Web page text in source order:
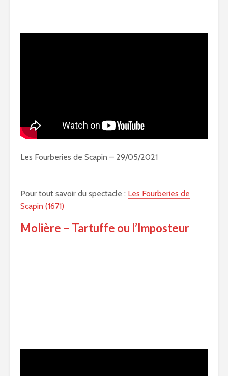
Les Fourberies de Scapin – 29/05/2021
Pour tout savoir du spectacle : Les Fourberies de
Scapin (1671)
Molière – Tartuffe ou l’Imposteur